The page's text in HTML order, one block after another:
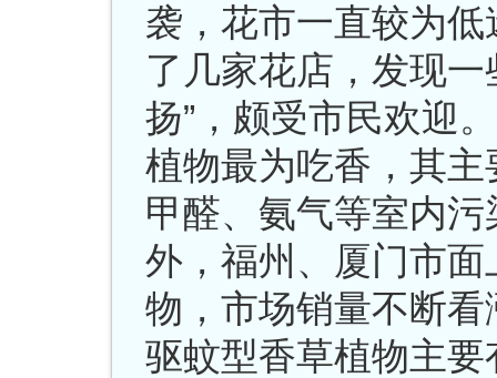
袭，花市一直较为
了几家花店，发现
扬”，颇受市民欢迎
植物最为吃香，其
甲醛、氨气等室内
外，福州、厦门市
物，市场销量不断
驱蚊型香草植物主